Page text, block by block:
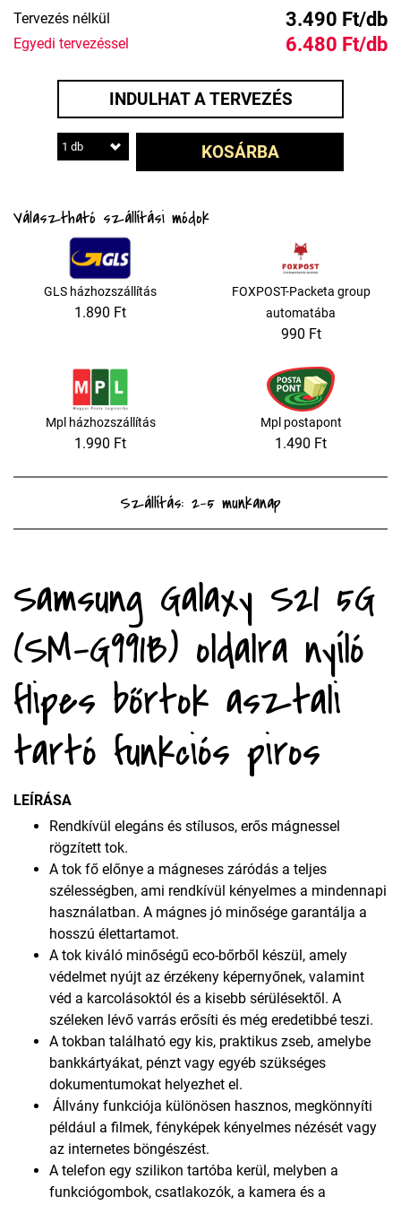
Tervezés nélkül 3.490 Ft/db
Egyedi tervezéssel 6.480 Ft/db
INDULHAT A TERVEZÉS
1 db KOSÁRBA
Választható szállítási módok
GLS házhozszállítás
1.890 Ft
FOXPOST-Packeta group
automatába
990 Ft
Mpl házhozszállítás
1.990 Ft
Mpl postapont
1.490 Ft
Szállítás: 2-5 munkanap
Samsung Galaxy S21 5G
(SM-G991B) oldalra nyíló
flipes bőrtok asztali
tartó funkciós piros
LEÍRÁSA
Rendkívül elegáns és stílusos, erős mágnessel
rögzített tok.
A tok fő előnye a mágneses záródás a teljes
szélességben, ami rendkívül kényelmes a mindennapi
használatban. A mágnes jó minősége garantálja a
hosszú élettartamot.
A tok kiváló minőségű eco-bőrből készül, amely
védelmet nyújt az érzékeny képernyőnek, valamint
véd a karcolásoktól és a kisebb sérülésektől. A
széleken lévő varrás erősíti és még eredetibbé teszi.
A tokban található egy kis, praktikus zseb, amelybe
bankkártyákat, pénzt vagy egyéb szükséges
dokumentumokat helyezhet el.
Állvány funkciója különösen hasznos, megkönnyíti
például a filmek, fényképek kényelmes nézését vagy
az internetes böngészést.
A telefon egy szilikon tartóba kerül, melyben a
funkciógombok, csatlakozók, a kamera és a